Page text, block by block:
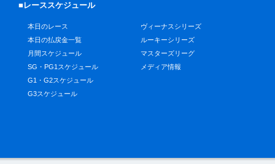
■レーススケジュール
本日のレース
本日の払戻金一覧
月間スケジュール
SG・PG1スケジュール
G1・G2スケジュール
G3スケジュール
ヴィーナスシリーズ
ルーキーシリーズ
マスターズリーグ
メディア情報